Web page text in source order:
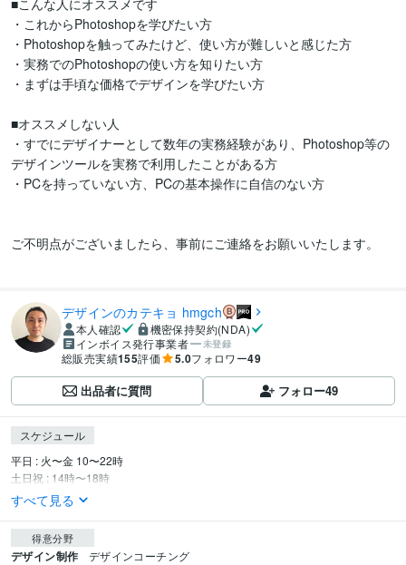
■こんな人にオススメです
・これからPhotoshopを学びたい方
・Photoshopを触ってみたけど、使い方が難しいと感じた方
・実務でのPhotoshopの使い方を知りたい方
・まずは手頃な価格でデザインを学びたい方
■オススメしない人
・すでにデザイナーとして数年の実務経験があり、Photoshop等の
デザインツールを実務で利用したことがある方
・PCを持っていない方、PCの基本操作に自信のない方
ご不明点がございましたら、事前にご連絡をお願いいたします。
デザインのカテキョ hmgch
本人確認
機密保持契約(NDA)
インボイス発行事業者
未登録
総販売実績155評価 5.0フォロワー49
出品者に質問 フォロー49
スケジュール
平日 : 火〜金 10〜22時
土日祝 : 14時〜18時
すべて見る
得意分野
デザイン制作 デザインコーチング